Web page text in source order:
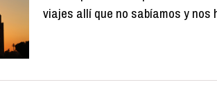
viajes allí que no sabíamos y nos